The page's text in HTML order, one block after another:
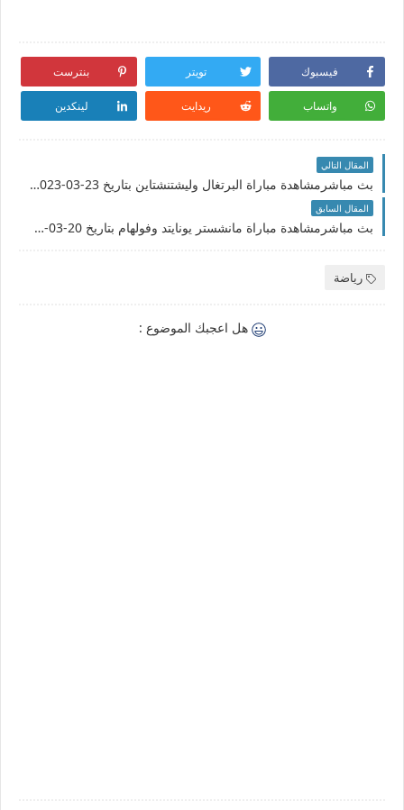
فيسبوك تويتر بنترست
واتساب ريدايت لينكدين
المقال التالي
بث مباشرمشاهدة مباراة البرتغال وليشتنشتاين بتاريخ 23-03-2023 تصفيات يورو 2024
المقال السابق
بث مباشرمشاهدة مباراة مانشستر يونايتد وفولهام بتاريخ 20-03-2023 كأس الإتحاد الإنجليزي
رياضة
هل اعجبك الموضوع :